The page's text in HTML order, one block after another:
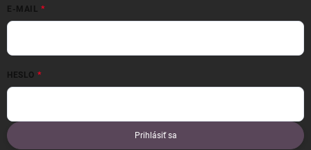
E-MAIL
HESLO
Prihlásiť sa